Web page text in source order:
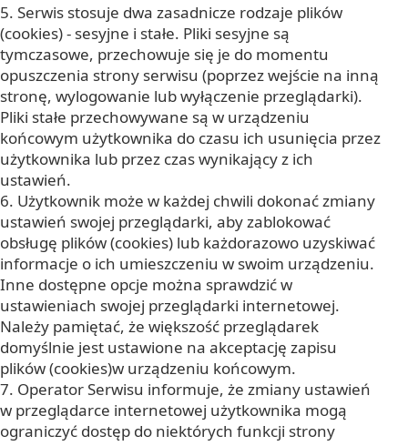
5. Serwis stosuje dwa zasadnicze rodzaje plików
(cookies) - sesyjne i stałe. Pliki sesyjne są
tymczasowe, przechowuje się je do momentu
opuszczenia strony serwisu (poprzez wejście na inną
stronę, wylogowanie lub wyłączenie przeglądarki).
Pliki stałe przechowywane są w urządzeniu
końcowym użytkownika do czasu ich usunięcia przez
użytkownika lub przez czas wynikający z ich
ustawień.
6. Użytkownik może w każdej chwili dokonać zmiany
ustawień swojej przeglądarki, aby zablokować
obsługę plików (cookies) lub każdorazowo uzyskiwać
informacje o ich umieszczeniu w swoim urządzeniu.
Inne dostępne opcje można sprawdzić w
ustawieniach swojej przeglądarki internetowej.
Należy pamiętać, że większość przeglądarek
domyślnie jest ustawione na akceptację zapisu
plików (cookies)w urządzeniu końcowym.
7. Operator Serwisu informuje, że zmiany ustawień
w przeglądarce internetowej użytkownika mogą
ograniczyć dostęp do niektórych funkcji strony